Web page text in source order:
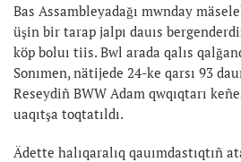
Bas Assambleyadağı mwnday
üşin bir tarap jalpı dauıs
köp boluı tiis. Bwl arada qalıs
Sonımen, nätijede 24-ke qarsı 93
Reseydiñ BWW Adam qwqıqtarı
uaqıtşa toqtatıldı.
Ädette halıqaralıq qauımdastıqtıñ